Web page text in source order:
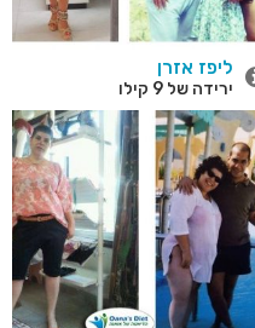
ליפז אזרן
ירידה של 9 קילו